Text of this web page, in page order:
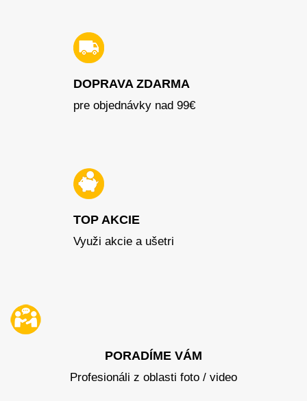
DOPRAVA ZDARMA
pre objednávky nad 99€
TOP AKCIE
Využi akcie a ušetri
PORADÍME VÁM
Profesionáli z oblasti foto / video